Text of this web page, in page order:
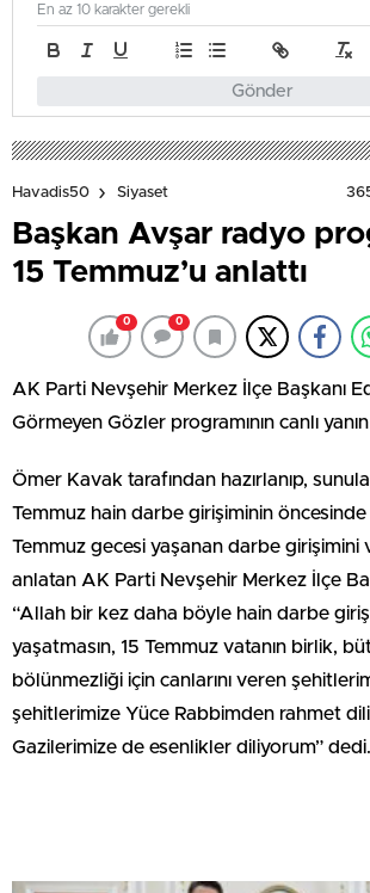
Gönder
En az 10 karakter gerekli
Havadis50 Siyaset
Başkan Avşar radyo
15 Temmuz’u anlattı
0 0
AK Parti Nevşehir Merkez İlçe Başkanı
Görmeyen Gözler programının canlı
Ömer Kavak tarafından hazırlanıp,
Temmuz hain darbe girişiminin öncesinde
Temmuz gecesi yaşanan darbe girişimini
anlatan AK Parti Nevşehir Merkez İlçe
“Allah bir kez daha böyle hain darbe
yaşatmasın, 15 Temmuz vatanın birlik,
bölünmezliği için canlarını veren
şehitlerimize Yüce Rabbimden rahmet
Gazilerimize de esenlikler diliyorum” dedi.